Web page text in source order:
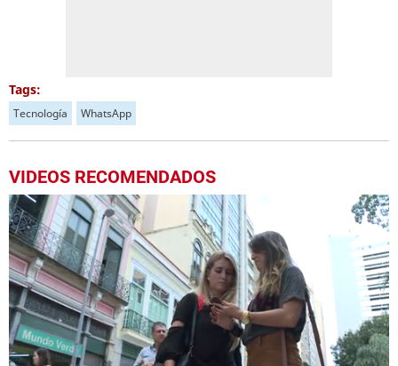
Tags:
Tecnología WhatsApp
VIDEOS RECOMENDADOS